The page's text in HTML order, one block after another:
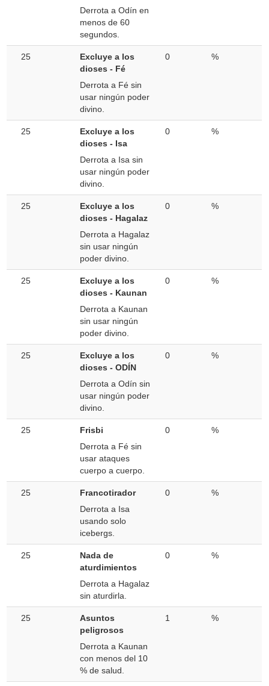
Derrota a Odín en
menos de 60
segundos.
25
Excluye a los
dioses - Fé
Derrota a Fé sin
usar ningún poder
divino.
0 %
25
Excluye a los
dioses - Isa
Derrota a Isa sin
usar ningún poder
divino.
0 %
25
Excluye a los
dioses - Hagalaz
Derrota a Hagalaz
sin usar ningún
poder divino.
0 %
25
Excluye a los
dioses - Kaunan
Derrota a Kaunan
sin usar ningún
poder divino.
0 %
25
Excluye a los
dioses - ODÍN
Derrota a Odín sin
usar ningún poder
divino.
0 %
25
Frisbi
Derrota a Fé sin
usar ataques
cuerpo a cuerpo.
0 %
25
Francotirador
Derrota a Isa
usando solo
icebergs.
0 %
25
Nada de
aturdimientos
Derrota a Hagalaz
sin aturdirla.
0 %
25
Asuntos
peligrosos
Derrota a Kaunan
con menos del 10
% de salud.
1 %